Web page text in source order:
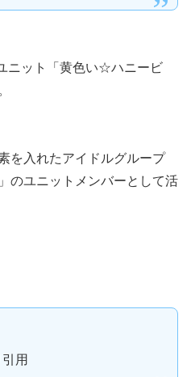
ニット「黄色い☆ハニービ
を入れたアイドルグループ
のユニットメンバーとして活
用